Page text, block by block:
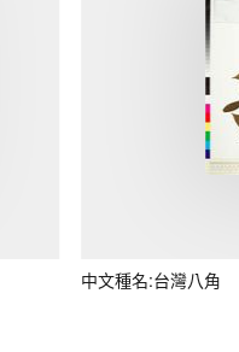
中文種名:台灣八角